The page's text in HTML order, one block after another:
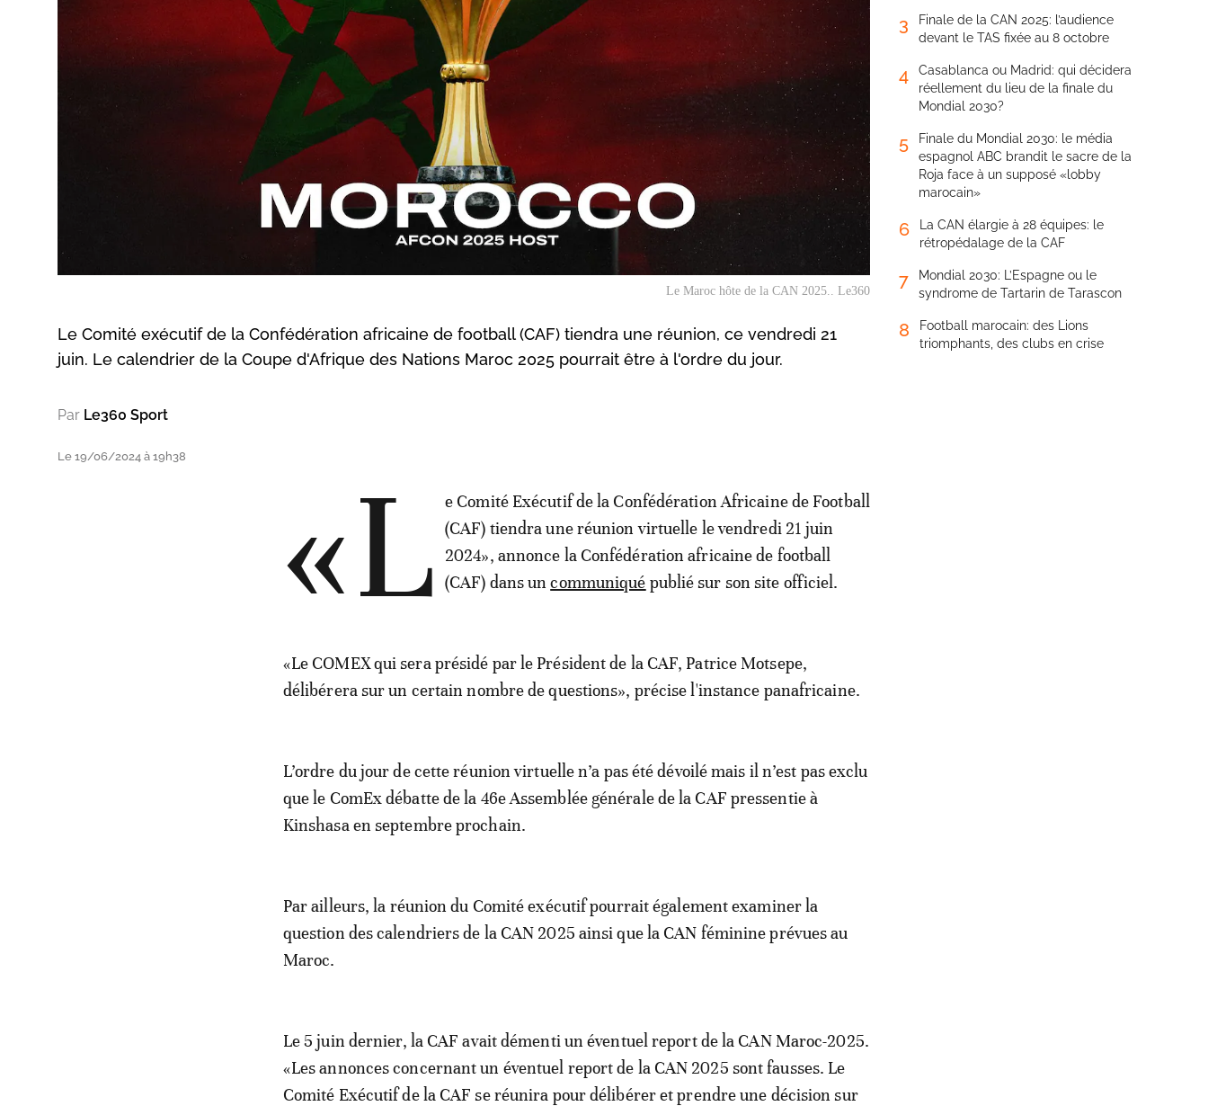
Le Maroc hôte de la CAN 2025.. Le360
Le Comité exécutif de la Confédération africaine de football (CAF) tiendra une réunion, ce vendredi 21
juin. Le calendrier de la Coupe d'Afrique des Nations Maroc 2025 pourrait être à l'ordre du jour.
Par Le360 Sport
Le 19/06/2024 à 19h38 «L
e Comité Exécutif de la Confédération Africaine de Football
(CAF) tiendra une réunion virtuelle le vendredi 21 juin
2024», annonce la Confédération africaine de football
(CAF) dans uncommuniqué publié sur son site officiel.
«Le COMEX qui sera présidé par le Président de la CAF, Patrice Motsepe,
délibérera sur un certain nombre de questions», précise l'instance panafricaine.
L’ordre du jour de cette réunion virtuelle n’a pas été dévoilé mais il n’est pas exclu
que le ComEx débatte de la 46e Assemblée générale de la CAF pressentie à
Kinshasa en septembre prochain.
Par ailleurs, la réunion du Comité exécutif pourrait également examiner la
question des calendriers de la CAN 2025 ainsi que la CAN féminine prévues au
Maroc.
Le 5 juin dernier, la CAF avait démenti un éventuel report de la CAN Maroc-2025.
«Les annonces concernant un éventuel report de la CAN 2025 sont fausses. Le
Comité Exécutif de la CAF se réunira pour délibérer et prendre une décision sur
3
Finale de la CAN 2025: l’audience
devant le TAS fixée au 8 octobre
4
Casablanca ou Madrid: qui décidera
réellement du lieu de la finale du
Mondial 2030?
5
Finale du Mondial 2030: le média
espagnol ABC brandit le sacre de la
Roja face à un supposé «lobby
marocain»
6
La CAN élargie à 28 équipes: le
rétropédalage de la CAF
7
Mondial 2030: L’Espagne ou le
syndrome de Tartarin de Tarascon
8
Football marocain: des Lions
triomphants, des clubs en crise